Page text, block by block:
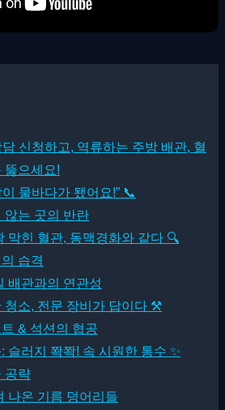
신청하고, 역류하는 주방 배관, 혈
뚫으세요!
물바다가 됐어요!” 📞
않는 곳의 반란
막힌 혈관, 동맥경화와 같다 🔍
습격
배관과의 연관성
청소, 전문 장비가 답이다 ⚒
& 석션의 협공
슬러지 쫙쫙! 속 시원한 통수 ✨
공략
나온 기름 덩어리들